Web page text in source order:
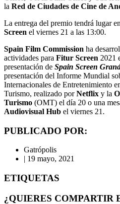
la Red de Ciudades de Cine de
La entrega del premio tendrá lugar
Screen el viernes 21 a las 13:00.
Spain Film Commission ha
actividades para Fitur Screen 2021
presentación de Spain Screen
presentación del Informe Mundial
Internacionales de Entretenimiento
Turismo, realizado porNetflix y la
Turismo (OMT) el día 20 o una
Audiovisual Hub el viernes 21.
PUBLICADO POR:
Gatrópolis
| 19 mayo, 2021
ETIQUETAS
¿QUIERES COMPARTIR